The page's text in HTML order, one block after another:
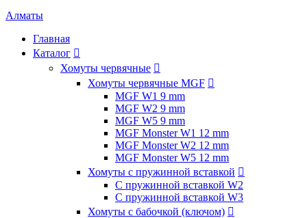
Алматы
Главная
Каталог 
Хомуты червячные 
Хомуты червячные MGF 
MGF W1 9 mm
MGF W2 9 mm
MGF W5 9 mm
MGF Monster W1 12 mm
MGF Monster W2 12 mm
MGF Monster W5 12 mm
Хомуты с пружинной вставкой 
С пружинной вставкой W2
С пружинной вставкой W3
Хомуты с бабочкой (ключом) 